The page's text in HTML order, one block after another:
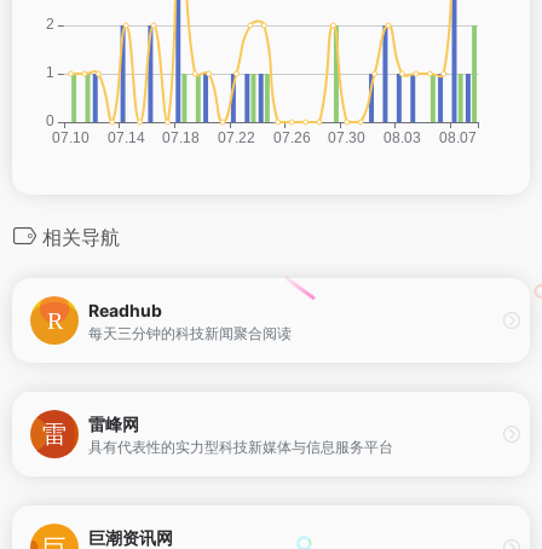
相关导航
Readhub
每天三分钟的科技新闻聚合阅读
雷峰网
具有代表性的实力型科技新媒体与信息服务平台
巨潮资讯网